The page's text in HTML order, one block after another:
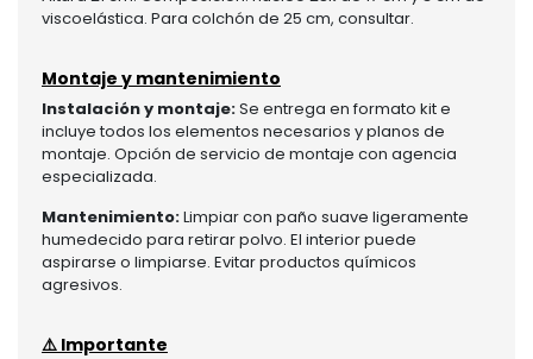
viscoelástica. Para colchón de 25 cm, consultar.
Montaje y mantenimiento
Instalación y montaje:Se entrega en formato kit e
incluye todos los elementos necesarios y planos de
montaje. Opción de servicio de montaje con agencia
especializada.
Mantenimiento:Limpiar con paño suave ligeramente
humedecido para retirar polvo. El interior puede
aspirarse o limpiarse. Evitar productos químicos
agresivos.
⚠️ Importante